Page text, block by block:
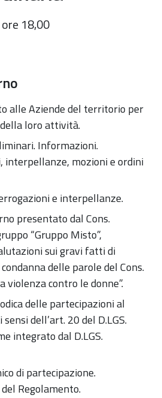
18,00
alle Aziende del territorio per
loro attività.
Informazioni.
interpellanze, mozioni e ordini
e interpellanze.
presentato dal Cons.
“Gruppo Misto”,
sui gravi fatti di
delle parole del Cons.
violenza contro le donne”.
delle partecipazioni al
dell’art. 20 del D.LGS.
integrato dal D.LGS.
di partecipazione.
Regolamento.